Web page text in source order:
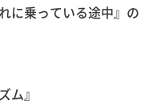
に乗っている途中』の
ム』